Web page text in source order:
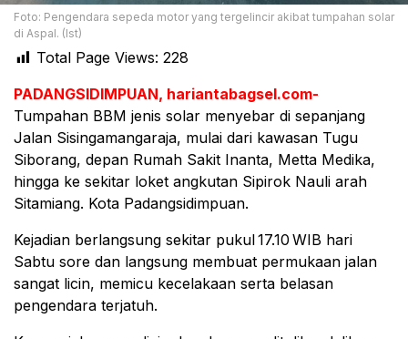
Foto: Pengendara sepeda motor yang tergelincir akibat tumpahan solar
di Aspal. (Ist)
Total Page Views: 228
PADANGSIDIMPUAN, hariantabagsel.com-
Tumpahan BBM jenis solar menyebar di sepanjang
Jalan Sisingamangaraja, mulai dari kawasan Tugu
Siborang, depan Rumah Sakit Inanta, Metta Medika,
hingga ke sekitar loket angkutan Sipirok Nauli arah
Sitamiang. Kota Padangsidimpuan.
Kejadian berlangsung sekitar pukul 17.10 WIB hari
Sabtu sore dan langsung membuat permukaan jalan
sangat licin, memicu kecelakaan serta belasan
pengendara terjatuh.